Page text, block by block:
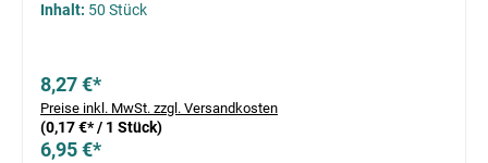
Inhalt: 50 Stück
8,27 €*
Preise inkl. MwSt. zzgl. Versandkosten
(0,17 €* / 1 Stück)
6,95 €*